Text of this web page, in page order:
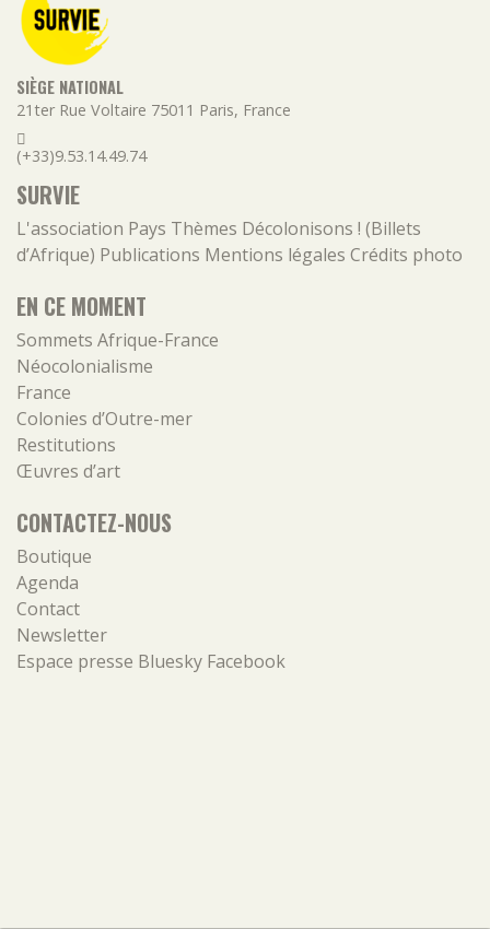
SIÈGE NATIONAL
21ter Rue Voltaire 75011 Paris, France
(+33)9.53.14.49.74
SURVIE
L'association Pays Thèmes Décolonisons ! (Billets
d’Afrique) Publications Mentions légales Crédits photo
EN CE MOMENT
Sommets Afrique-France
Néocolonialisme
France
Colonies d’Outre-mer
Restitutions
Œuvres d’art
CONTACTEZ-NOUS
Boutique
Agenda
Contact
Newsletter
Espace presse Bluesky Facebook